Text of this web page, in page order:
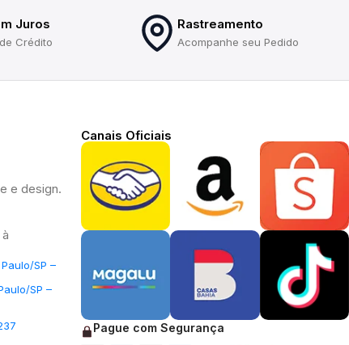
Juros
Crédito
Rastreamento
Acompanhe seu Pedido
e design.
SP –
SP –
Canais Oficiais
Pague com Segurança